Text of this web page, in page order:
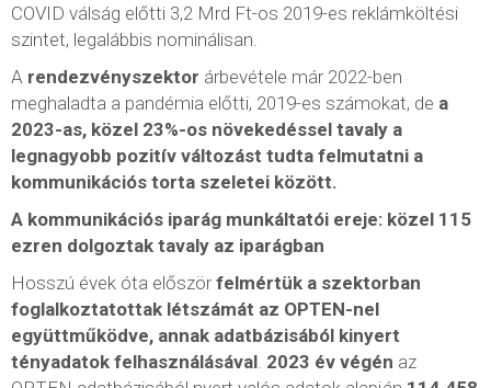
COVID válság előtti 3,2 Mrd Ft-os 2019-es reklámköltési
szintet, legalábbis nominálisan.
A rendezvényszektor árbevétele már 2022-ben
meghaladta a pandémia előtti, 2019-es számokat, de a
2023-as, közel 23%-os növekedéssel tavaly a
legnagyobb pozitív változást tudta felmutatni a
kommunikációs torta szeletei között.
A kommunikációs iparág munkáltatói ereje: közel 115
ezren dolgoztak tavaly az iparágban
Hosszú évek óta előszörfelmértük a szektorban
foglalkoztatottak létszámát az OPTEN-nel
együttműködve, annak adatbázisából kinyert
tényadatok felhasználásával 2023 év végén az